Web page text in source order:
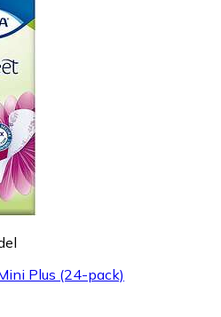
Plus (24-pack)